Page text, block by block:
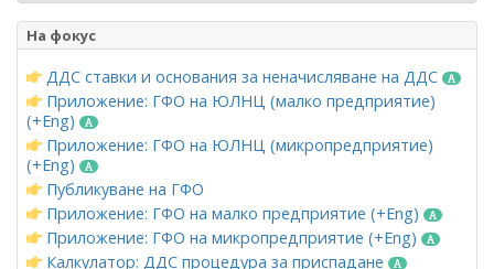
На фокус
ДДС ставки и основания за неначисляване на ДДС
Приложение: ГФО на ЮЛНЦ (малко предприятие)
(+Eng)
Приложение: ГФО на ЮЛНЦ (микропредприятие)
(+Eng)
Публикуване на ГФО
Приложение: ГФО на малко предприятие (+Eng)
Приложение: ГФО на микропредприятие (+Eng)
Калкулатор: ДДС процедура за приспадане